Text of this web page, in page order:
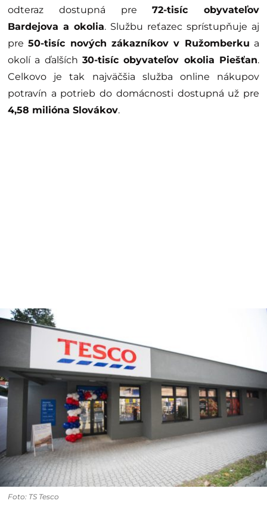
odteraz dostupná pre72-tisíc obyvateľov
Bardejova a okolia. Službu reťazec sprístupňuje aj
pre50-tisíc nových zákazníkov v Ružomberku a
okolí a ďalších 30-tisíc obyvateľov okolia Piešťan.
Celkovo je tak najväčšia služba online nákupov
potravín a potrieb do domácnosti dostupná už pre
4,58 milióna Slovákov.
Foto: TS Tesco